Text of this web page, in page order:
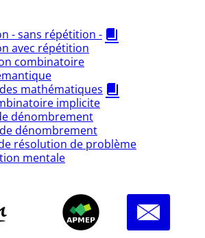
- sans répétition -
avec répétition
combinatoire
mathématiques
implicite
dénombrement
dénombrement
résolution de problème
mentale